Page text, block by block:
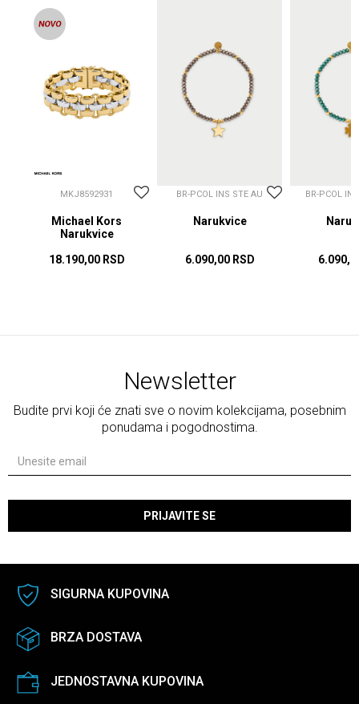
MKJ8592931
Michael Kors
Narukvice
18.190,00 RSD
BR-PCOL INS STE AU
Narukvice
6.090,00 RSD
BR-PCOL
Newsletter
Budite prvi koji će znati sve o novim kolekcijama, posebnim
ponudama i pogodnostima.
PRIJAVITE SE
SIGURNA KUPOVINA
BRZA DOSTAVA
JEDNOSTAVNA KUPOVINA